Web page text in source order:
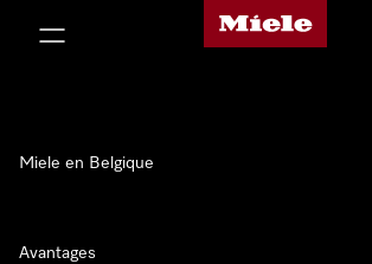
Page d'accueil de Miele
Miele en Belgique
Avantages